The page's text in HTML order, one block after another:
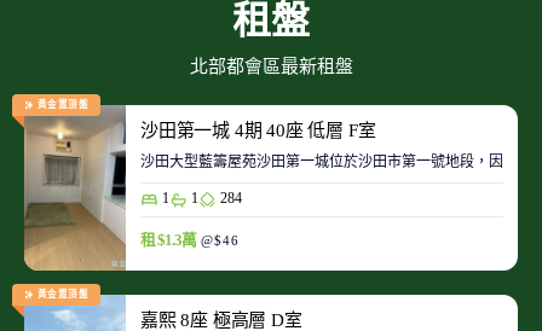
租盤
北部都會區最新租盤
黃金置頂盤
沙田第一城 4期 40座 低層 F室
沙田大型藍籌屋苑沙田第一城位於沙田市第一號地段，因此
1 1 284
租 $1.3萬 @$46
黃金置頂盤
嘉熙 8座 極高層 D室